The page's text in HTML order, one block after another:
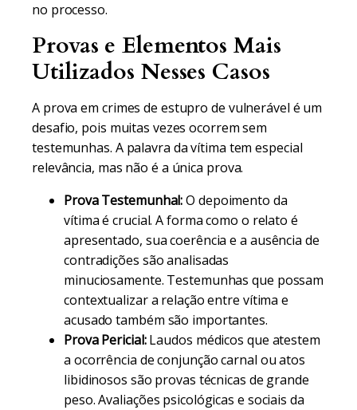
no processo.
Provas e Elementos Mais
Utilizados Nesses Casos
A prova em crimes de estupro de vulnerável é um
desafio, pois muitas vezes ocorrem sem
testemunhas. A palavra da vítima tem especial
relevância, mas não é a única prova.
Prova Testemunhal:O depoimento da
vítima é crucial. A forma como o relato é
apresentado, sua coerência e a ausência de
contradições são analisadas
minuciosamente. Testemunhas que possam
contextualizar a relação entre vítima e
acusado também são importantes.
Prova Pericial:Laudos médicos que atestem
a ocorrência de conjunção carnal ou atos
libidinosos são provas técnicas de grande
peso. Avaliações psicológicas e sociais da